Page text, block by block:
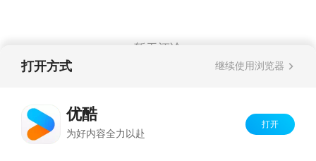
暂无评论
打开方式 继续使用浏览器
优酷
为好内容全力以赴
打开